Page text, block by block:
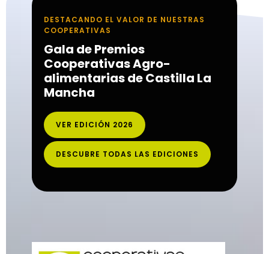
DESTACANDO EL VALOR DE NUESTRAS
COOPERATIVAS
Gala de Premios
Cooperativas Agro-
alimentarias de Castilla La
Mancha
VER EDICIÓN 2026
DESCUBRE TODAS LAS EDICIONES